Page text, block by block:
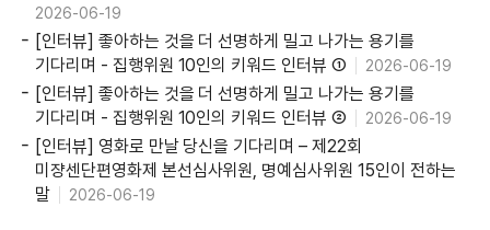
2026-06-19
[인터뷰] 좋아하는 것을 더 선명하게 밀고 나가는 용기를
기다리며 - 집행위원 10인의 키워드 인터뷰 ➀
2026-06-19
[인터뷰] 좋아하는 것을 더 선명하게 밀고 나가는 용기를
기다리며 - 집행위원 10인의 키워드 인터뷰 ➁
2026-06-19
[인터뷰] 영화로 만날 당신을 기다리며 – 제22회
미쟝센단편영화제 본선심사위원, 명예심사위원 15인이 전하는
말
2026-06-19